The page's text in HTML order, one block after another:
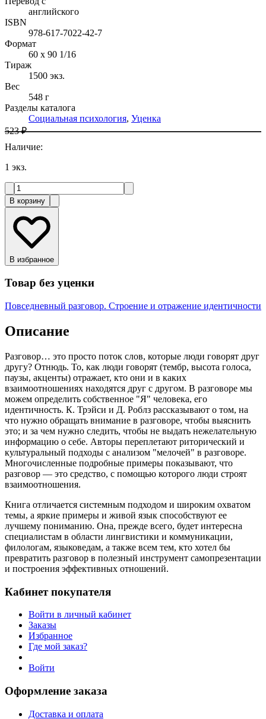
английского
ISBN
978-617-7022-42-7
Формат
60 x 90 1/16
Тираж
1500 экз.
Вес
548 г
Разделы каталога
Социальная психология, Уценка
523 ₽
Наличие:
1 экз.
В корзину
В избранное
Товар без уценки
Повседневный разговор. Строение и отражение идентичности
Описание
Разговор… это просто поток слов, которые люди говорят друг
другу? Отнюдь. То, как люди говорят (тембр, высота голоса,
паузы, акценты) отражает, кто они и в каких
взаимоотношениях находятся друг с другом. В разговоре мы
можем определить собственное "Я" человека, его
идентичность. К. Трэйси и Д. Роблз рассказывают о том, на
что нужно обращать внимание в разговоре, чтобы выяснить
это; и за чем нужно следить, чтобы не выдать нежелательную
информацию о себе. Авторы переплетают риторический и
культуральный подходы с анализом "мелочей" в разговоре.
Многочисленные подробные примеры показывают, что
разговор — это средство, с помощью которого люди строят
взаимоотношения.
Книга отличается системным подходом и широким охватом
темы, а яркие примеры и живой язык способствуют ее
лучшему пониманию. Она, прежде всего, будет интересна
специалистам в области лингвистики и коммуникации,
филологам, языковедам, а также всем тем, кто хотел бы
превратить разговор в полезный инструмент самопрезентации
и построения эффективных отношений.
Кабинет покупателя
Войти в личный кабинет
Заказы
Избранное
Где мой заказ?
Войти
Оформление заказа
Доставка и оплата